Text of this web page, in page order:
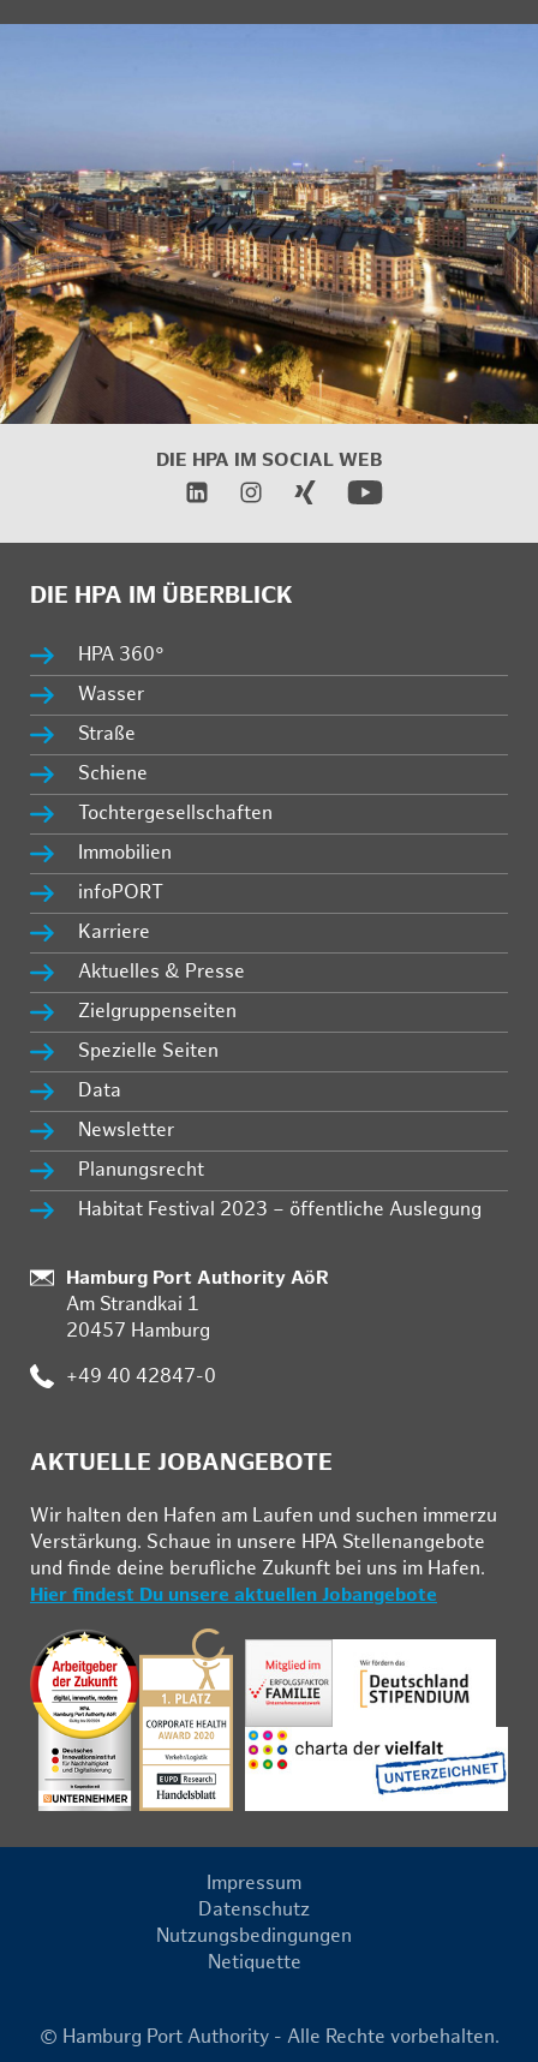
DIE HPA IM SOCIAL WEB
DIE HPA IM ÜBERBLICK
HPA 360°
Wasser
Straße
Schiene
Tochtergesellschaften
Immobilien
infoPORT
Karriere
Aktuelles & Presse
Zielgruppenseiten
Spezielle Seiten
Data
Newsletter
Planungsrecht
Habitat Festival 2023 – öffentliche Auslegung
Standort:
Hamburg Port Authority AöR
Am Strandkai 1
20457 Hamburg
Telefon:
+49 40 42847-0
AKTUELLE JOBANGEBOTE
Wir hal­ten den Ha­fen am Lau­fen und su­chen im­mer­zu
Ver­stär­kung. Schau­e in un­se­re HPA Stel­len­an­ge­bo­te
und fin­de deine be­ruf­li­che Zu­kunft bei uns im Ha­fen.
Hier findest Du unsere aktuellen Jobangebote
Impressum
Datenschutz
Nutzungsbedingungen
Netiquette
© Hamburg Port Authority - Alle Rechte vorbehalten.